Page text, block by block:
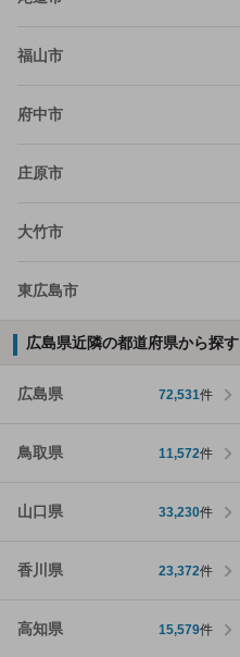
福山市
府中市
庄原市
大竹市
東広島市
広島県近隣の都道府県から探す
広島県 72,531件
鳥取県 11,572件
山口県 33,230件
香川県 23,372件
高知県 15,579件